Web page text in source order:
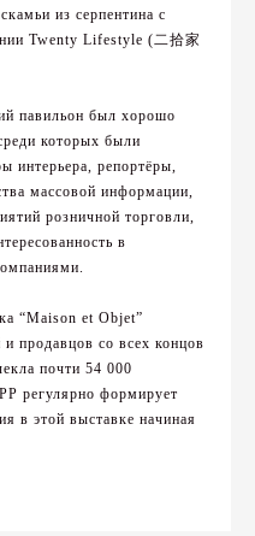
из серпентина с
Twenty Lifestyle (二拾家
павильон был хорошо
которых были
интерьера, репортёры,
массовой информации,
розничной торговли,
в
“Maison et Objet”
продавцов со всех концов
почти 54 000
регулярно формирует
в этой выставке начиная